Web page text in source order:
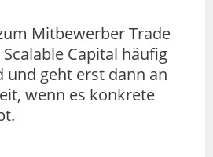
Mitbewerber Trade
Capital häufig
geht erst dann an
wenn es konkrete